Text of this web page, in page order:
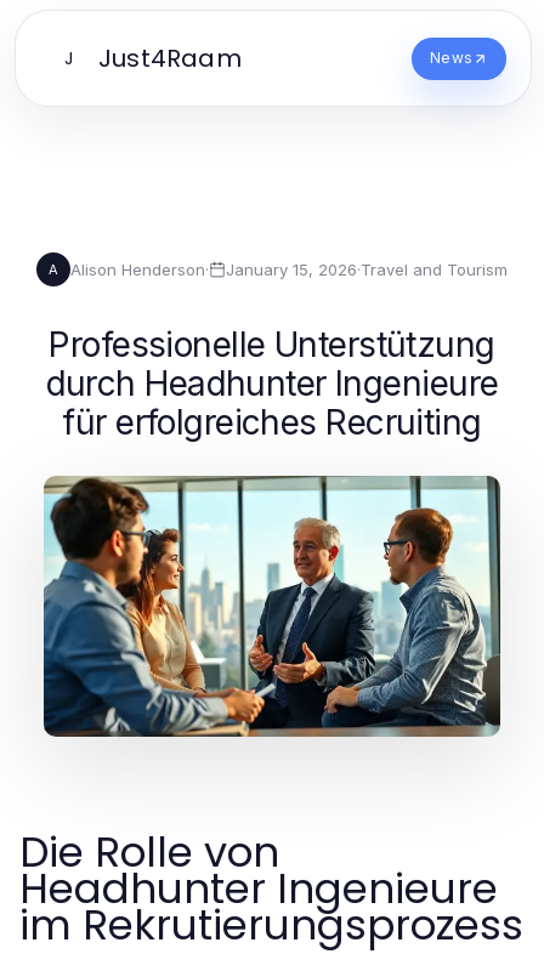
J Just4Raam News
A Alison Henderson· January 15, 2026·Travel and Tourism
Professionelle Unterstützung
durch Headhunter Ingenieure
für erfolgreiches Recruiting
Die Rolle von
Headhunter Ingenieure
im Rekrutierungsprozess